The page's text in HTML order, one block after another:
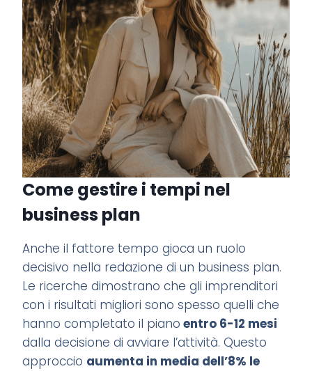
Come gestire i tempi nel
business plan
Anche il fattore tempo gioca un ruolo
decisivo nella redazione di un business plan.
Le ricerche dimostrano che gli imprenditori
con i risultati migliori sono spesso quelli che
hanno completato il piano entro 6-12 mesi
dalla decisione di avviare l’attività. Questo
approccio aumenta in media dell’8% le